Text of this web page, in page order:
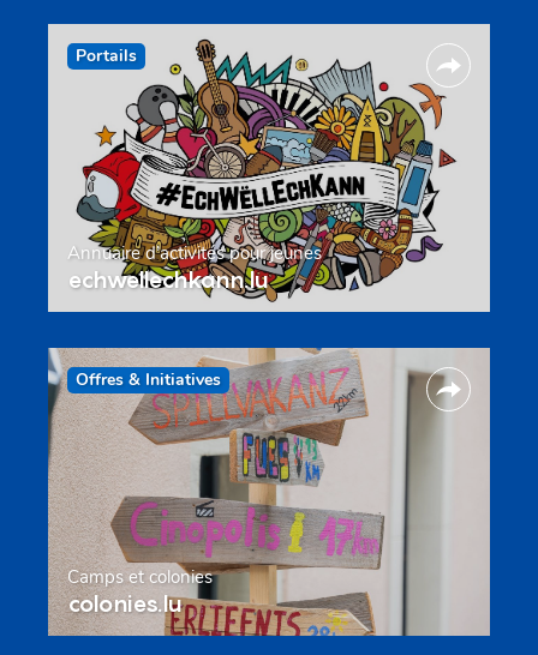
Portails
Annuaire d’activités pour jeunes
echwellechkann.lu
Offres & Initiatives
Camps et colonies
colonies.lu